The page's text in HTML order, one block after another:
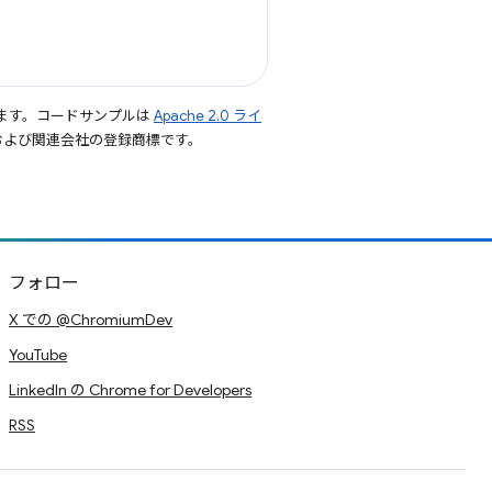
す。コードサンプルは Apache 2.0 ライ
び関連会社の登録商標です。
フォロー
X での @ChromiumDev
YouTube
LinkedIn の Chrome for Developers
RSS